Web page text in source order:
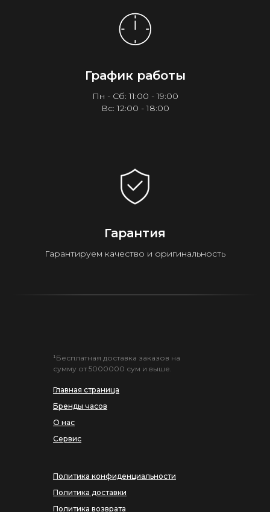
График работы
Пн - Сб: 11:00 - 19:00
Вс: 12:00 - 18:00
Гарантия
Гарантируем качество и оригинальность
Главная страница
Бренды часов
О нас
Сервис
¹Бесплатная доставка заказов на
сумму от 5000000 сум и выше.
Политика конфиденциальности
Политика доставки
Политика возврата